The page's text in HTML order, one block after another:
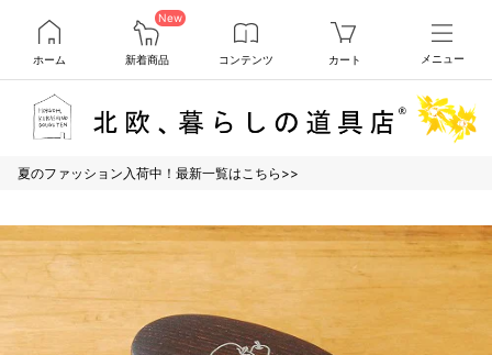
ホーム
New
新着商品 コンテンツ カート メニュー
夏のファッション入荷中！最新一覧はこちら>>